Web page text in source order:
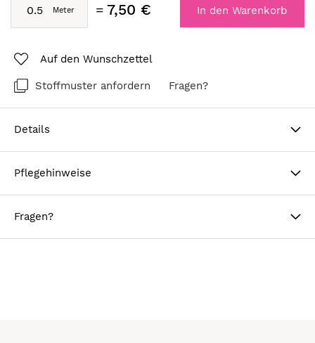
7,50 € In den Warenkorb
Auf den Wunschzettel
Stoffmuster anfordern Fragen?
Details
Pflegehinweise
Fragen?